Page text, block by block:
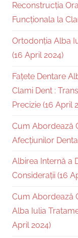
Reconstrucția
Funcționala la
Ortodonția Alba
(16 April 2024)
Fațete Dentare
Clami Dent :
Precizie (16 April
Cum Abordează
Afecțiunilor
Albirea Internă a
Considerații (16
Cum Abordează
Alba Iulia
April 2024)